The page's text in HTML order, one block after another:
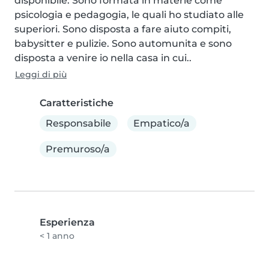
psicologia e pedagogia, le quali ho studiato alle
superiori. Sono disposta a fare aiuto compiti,
babysitter e pulizie. Sono automunita e sono
disposta a venire io nella casa in cui..
Leggi di più
Caratteristiche
Responsabile
Empatico/a
Premuroso/a
Esperienza
< 1 anno